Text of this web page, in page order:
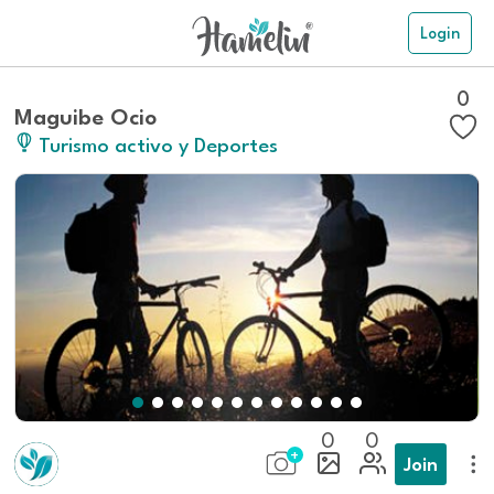
Login
Maguibe Ocio
Turismo activo y Deportes
0
0 0
Join